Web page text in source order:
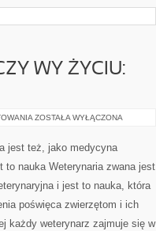
WY ŻYCIU:
JEST
RZECZY
WY
PRACA,
PRZYJACIELE
ZOSTAŁA WYŁĄCZONA
jest też, jako medycyna
to nauka Weterynaria zwana jest
i jest to nauka, która
poświęca zwierzętom i ich
każdy weterynarz zajmuje się w